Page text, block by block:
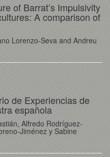
of Barrat’s Impulsivity
A comparison of
Lorenzo-Seva and Andreu
de Experiencias de
española
Alfredo Rodríguez-
Jiménez y Sabine